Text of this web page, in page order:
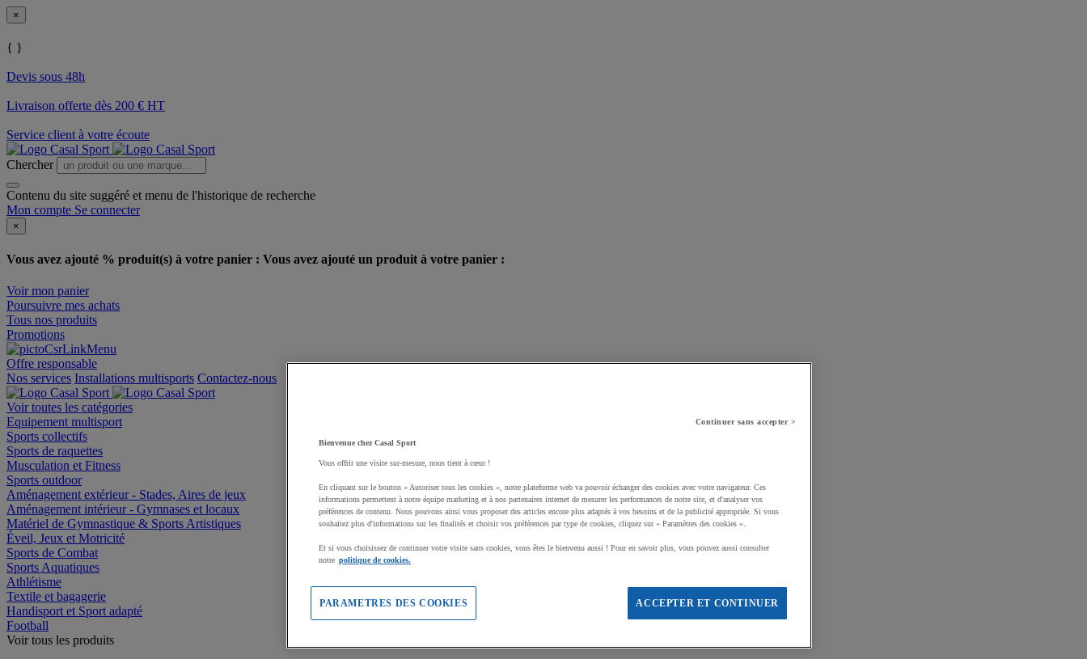
×
{ }
Devis sous 48h
Livraison offerte dès 200 € HT
Service client à votre écoute
Chercher
Contenu du site suggéré et menu de l'historique de recherche
Mon compte Se connecter
×
Vous avez ajouté % produit(s) à votre panier : Vous avez ajouté un produit à votre panier :
Voir mon panier
Poursuivre mes achats
Tous nos produits
Promotions
Offre responsable
Nos services Installations multisports Contactez-nous
Voir toutes les catégories
Equipement multisport
Sports collectifs
Sports de raquettes
Musculation et Fitness
Sports outdoor
Aménagement extérieur - Stades, Aires de jeux
Aménagement intérieur - Gymnases et locaux
Matériel de Gymnastique & Sports Artistiques
Éveil, Jeux et Motricité
Sports de Combat
Sports Aquatiques
Athlétisme
Textile et bagagerie
Handisport et Sport adapté
Football
Voir tous les produits
Continuer sans accepter >
Bienvenue chez Casal Sport
Vous offrir une visite sur-mesure, nous tient à cœur !
En cliquant sur le bouton « Autoriser tous les cookies », notre plateforme web va pouvoir échanger des cookies avec votre navigateur. Ces
informations permettent à notre équipe marketing et à nos partenaires internet de mesurer les performances de notre site, et d'analyser vos
préférences de contenu. Nous pouvons ainsi vous proposer des articles encore plus adaptés à vos besoins et de la publicité appropriée. Si vous
souhaitez plus d'informations sur les finalités et choisir vos préférences par type de cookies, cliquez sur « Paramètres des cookies ».
Et si vous choisissez de continuer votre visite sans cookies, vous êtes le bienvenu aussi ! Pour en savoir plus, vous pouvez aussi consulter
notre politique de cookies.
ACCEPTER ET CONTINUER
PARAMETRES DES COOKIES